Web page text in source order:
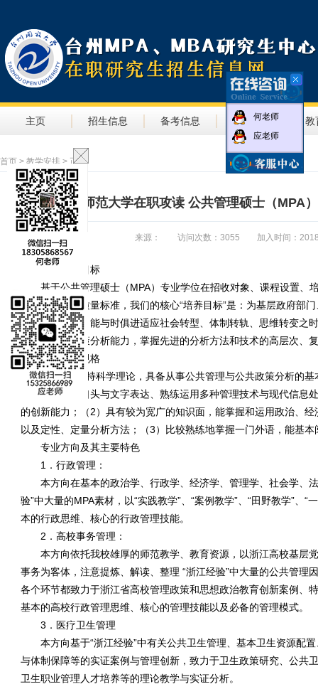
主页 招生信息 备考信息 教学信息 教
首页 > 教学安排 > 正文
浙江师范大学在职攻读 公共管理硕士（MPA
来源： 访问次数：3055 加入时间：2018-
一、培养目标
基于公共管理硕士（MPA）专业学位在招收对象、课程设置、
有特定要求和质量标准，我们的核心“培养目标”是：为基层政府部
智体全面发展，能与时俱进适应社会转型、体制转轨、思维转变之
基本的公共政策分析能力，掌握先进的分析方法和技术的高层次、
基本培养规格
（1）能坚持科学理论，具备从事公共管理与公共政策分析的
指挥、激励、口头与文字表达、熟练运用多种管理技术与现代信息
的创新能力；（2）具有较为宽广的知识面，能掌握和运用政治、
以及定性、定量分析方法；（3）比较熟练地掌握一门外语，能基
专业方向及其主要特色
1．行政管理：
本方向在基本的政治学、行政学、经济学、管理学、社会学、
验”中大量的MPA素材，以“实践教学”、“案例教学”、“田野教学”、
本的行政思维、核心的行政管理技能。
2．高校事务管理：
本方向依托我校雄厚的师范教学、教育资源，以浙江高校基层
事务为客体，注意提炼、解读、整理 “浙江经验”中大量的公共管理
各个环节都致力于浙江省高校管理政策和思想政治教育创新案例、
基本的高校行政管理思维、核心的管理技能以及必备的管理模式。
3 ．医疗卫生管理
本方向基于“浙江经验”中有关公共卫生管理、基本卫生资源配
与体制保障等的实证案例与管理创新，致力于卫生政策研究、公共
卫生职业管理人才培养等的理论教学与实证分析。
何老师
应老师